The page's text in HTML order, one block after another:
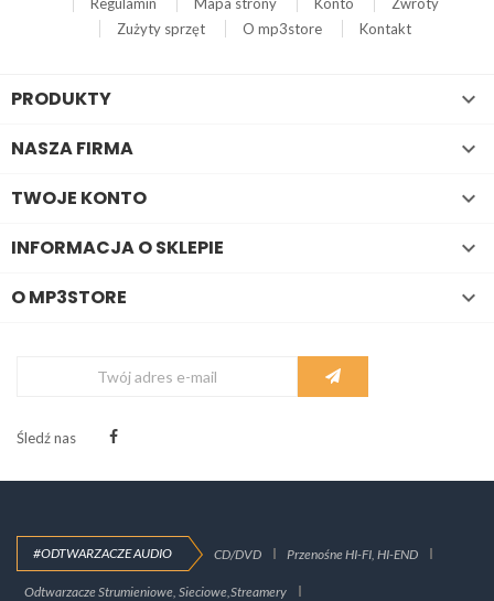
Zużyty sprzęt
O mp3store Kontakt
PRODUKTY 
NASZA FIRMA 
TWOJE KONTO 
INFORMACJA O SKLEPIE 
O MP3STORE 
Śledź nas
#ODTWARZACZE AUDIO CD/DVD Przenośne HI-FI, HI-END
Odtwarzacze Strumieniowe, Sieciowe,Streamery